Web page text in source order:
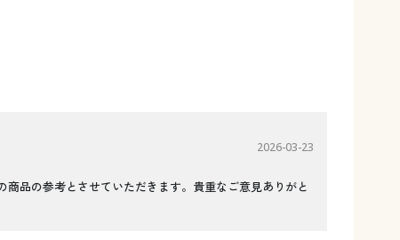
2026-03-23
品の参考とさせていただきます。貴重なご意見ありがと